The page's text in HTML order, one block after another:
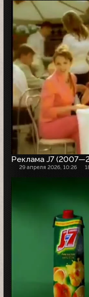
Реклама J7
29 апреля 2026, 10:26